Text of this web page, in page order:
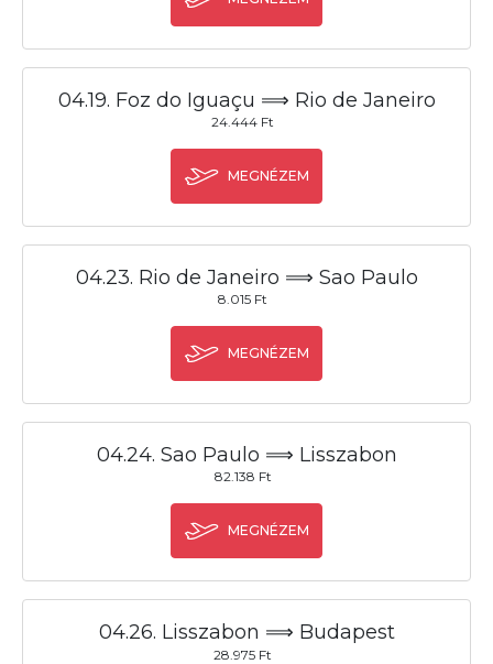
04.19. Foz do Iguaçu ⟹ Rio de Janeiro
24.444 Ft
MEGNÉZEM
04.23. Rio de Janeiro ⟹ Sao Paulo
8.015 Ft
MEGNÉZEM
04.24. Sao Paulo ⟹ Lisszabon
82.138 Ft
MEGNÉZEM
04.26. Lisszabon ⟹ Budapest
28.975 Ft